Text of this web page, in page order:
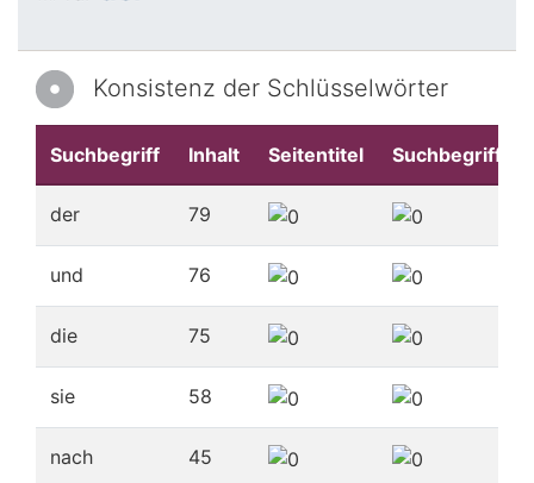
Konsistenz der Schlüsselwörter
Suchbegriff Inhalt Seitentitel Suchbegriffe
der 79
und 76
die 75
sie 58
nach 45